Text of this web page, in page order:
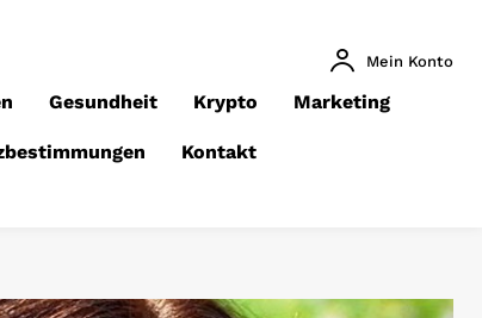
Mein Konto
Gesundheit Krypto Marketing
Kontakt